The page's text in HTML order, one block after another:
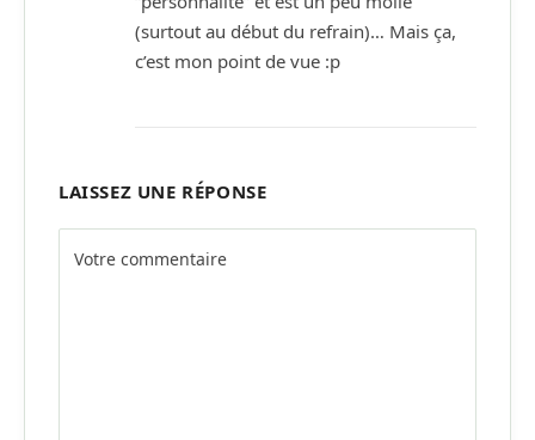
(surtout au début du refrain)… Mais ça,
c’est mon point de vue :p
LAISSEZ UNE RÉPONSE